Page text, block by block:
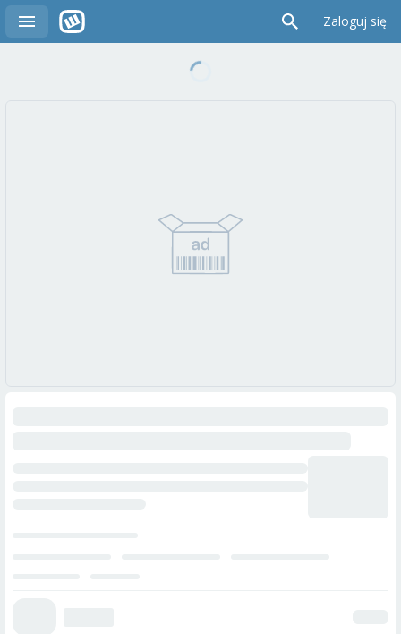
Zaloguj się